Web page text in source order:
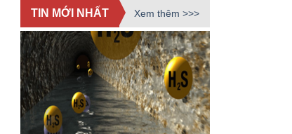
TIN MỚI NHẤT Xem thêm >>>